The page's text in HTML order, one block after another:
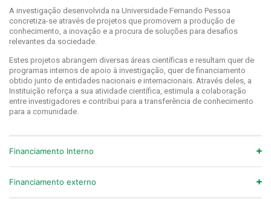
A investigação desenvolvida na Universidade Fernando Pessoa
concretiza-se através de projetos que promovem a produção de
conhecimento, a inovação e a procura de soluções para desafios
relevantes da sociedade.
Estes projetos abrangem diversas áreas científicas e resultam quer de
programas internos de apoio à investigação, quer de financiamento
obtido junto de entidades nacionais e internacionais. Através deles, a
Instituição reforça a sua atividade científica, estimula a colaboração
entre investigadores e contribui para a transferência de conhecimento
para a comunidade.
Financiamento Interno
Financiamento externo